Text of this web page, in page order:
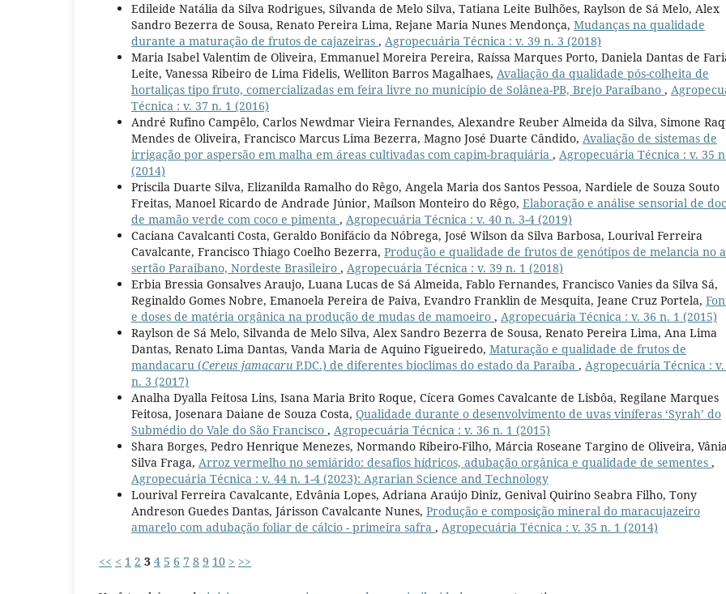
Edileide Natália da Silva Rodrigues, Silvanda de Melo Silva, Tatiana Leite Bulhões, Raylson de Sá Melo, Alex
Sandro Bezerra de Sousa, Renato Pereira Lima, Rejane Maria Nunes Mendonça, Mudanças na qualidade
durante a maturação de frutos de cajazeiras , Agropecuária Técnica : v. 39 n. 3 (2018)
Maria Isabel Valentim de Oliveira, Emmanuel Moreira Pereira, Raíssa Marques Porto, Daniela Dantas de
Leite, Vanessa Ribeiro de Lima Fidelis, Welliton Barros Magalhaes, Avaliação da qualidade pós-colheita de
hortaliças tipo fruto, comercializadas em feira livre no município de Solânea-PB, Brejo Paraibano ,
Técnica : v. 37 n. 1 (2016)
André Rufino Campêlo, Carlos Newdmar Vieira Fernandes, Alexandre Reuber Almeida da Silva, Simone
Mendes de Oliveira, Francisco Marcus Lima Bezerra, Magno José Duarte Cândido, Avaliação de sistemas de
irrigação por aspersão em malha em áreas cultivadas com capim-braquiária , Agropecuária Técnica : v. 35
(2014)
Priscila Duarte Silva, Elizanilda Ramalho do Rêgo, Angela Maria dos Santos Pessoa, Nardiele de Souza Souto
Freitas, Manoel Ricardo de Andrade Júnior, Maílson Monteiro do Rêgo, Elaboração e análise sensorial de
de mamão verde com coco e pimenta , Agropecuária Técnica : v. 40 n. 3-4 (2019)
Caciana Cavalcanti Costa, Geraldo Bonifácio da Nóbrega, José Wilson da Silva Barbosa, Lourival Ferreira
Cavalcante, Francisco Thiago Coelho Bezerra, Produção e qualidade de frutos de genótipos de melancia no
sertão Paraibano, Nordeste Brasileiro , Agropecuária Técnica : v. 39 n. 1 (2018)
Erbia Bressia Gonsalves Araujo, Luana Lucas de Sá Almeida, Fablo Fernandes, Francisco Vanies da Silva Sá,
Reginaldo Gomes Nobre, Emanoela Pereira de Paiva, Evandro Franklin de Mesquita, Jeane Cruz Portela,
e doses de matéria orgânica na produção de mudas de mamoeiro , Agropecuária Técnica : v. 36 n. 1 (2015)
Raylson de Sá Melo, Silvanda de Melo Silva, Alex Sandro Bezerra de Sousa, Renato Pereira Lima, Ana Lima
Dantas, Renato Lima Dantas, Vanda Maria de Aquino Figueiredo, Maturação e qualidade de frutos de
mandacaru (Cereus jamacaru P.DC.) de diferentes bioclimas do estado da Paraíba , Agropecuária Técnica : v.
n. 3 (2017)
Analha Dyalla Feitosa Lins, Isana Maria Brito Roque, Cícera Gomes Cavalcante de Lisbôa, Regilane Marques
Feitosa, Josenara Daiane de Souza Costa, Qualidade durante o desenvolvimento de uvas viníferas ‘Syrah’ do
Submédio do Vale do São Francisco , Agropecuária Técnica : v. 36 n. 1 (2015)
Shara Borges, Pedro Henrique Menezes, Normando Ribeiro-Filho, Márcia Roseane Targino de Oliveira,
Silva Fraga, Arroz vermelho no semiárido: desafios hídricos, adubação orgânica e qualidade de sementes ,
Agropecuária Técnica : v. 44 n. 1-4 (2023): Agrarian Science and Technology
Lourival Ferreira Cavalcante, Edvânia Lopes, Adriana Araújo Diniz, Genival Quirino Seabra Filho, Tony
Andreson Guedes Dantas, Járisson Cavalcante Nunes, Produção e composição mineral do maracujazeiro
amarelo com adubação foliar de cálcio - primeira safra , Agropecuária Técnica : v. 35 n. 1 (2014)
<< < 1 2 3 4 5 6 7 8 9 10 > >>